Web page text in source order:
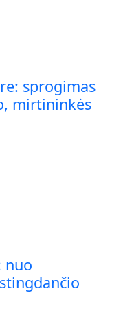
sprogimas
mirtininkės
nuo